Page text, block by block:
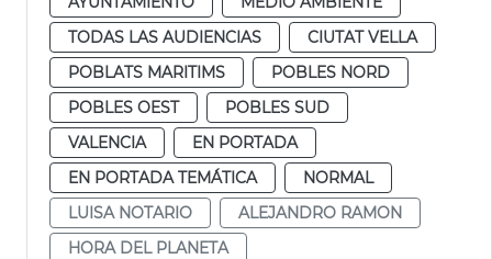
TODAS LAS AUDIENCIAS
CIUTAT VELLA
POBLATS MARITIMS
POBLES NORD
POBLES OEST
POBLES SUD
VALENCIA
EN PORTADA
EN PORTADA TEMÁTICA
NORMAL
LUISA NOTARIO
ALEJANDRO RAMON
HORA DEL PLANETA